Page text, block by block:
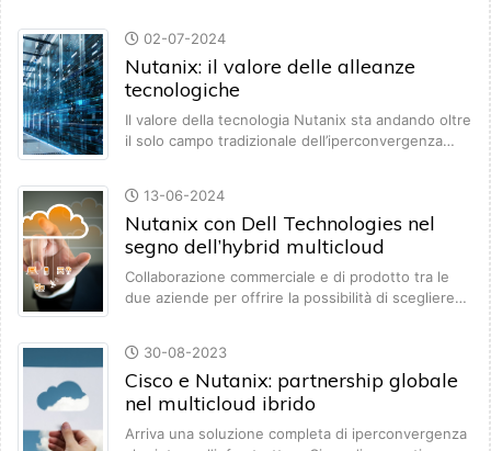
02-07-2024
Nutanix: il valore delle alleanze
tecnologiche
Il valore della tecnologia Nutanix sta andando oltre
il solo campo tradizionale dell’iperconvergenza…
13-06-2024
Nutanix con Dell Technologies nel
segno dell’hybrid multicloud
Collaborazione commerciale e di prodotto tra le
due aziende per offrire la possibilità di scegliere…
30-08-2023
Cisco e Nutanix: partnership globale
nel multicloud ibrido
Arriva una soluzione completa di iperconvergenza